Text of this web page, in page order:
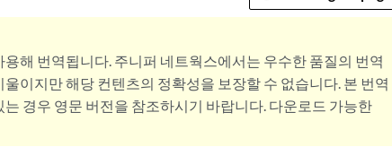
해 번역됩니다. 주니퍼 네트웍스에서는 우수한 품질의 번역
이지만 해당 컨텐츠의 정확성을 보장할 수 없습니다. 본 번역
경우 영문 버전을 참조하시기 바랍니다. 다운로드 가능한